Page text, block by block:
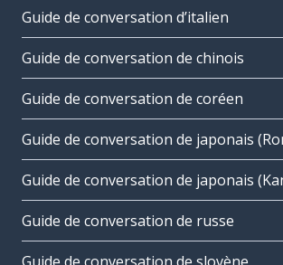
Guide de conversation d’italien
Guide de conversation de chinois
Guide de conversation de coréen
Guide de conversation de japonais
Guide de conversation de japonais
Guide de conversation de russe